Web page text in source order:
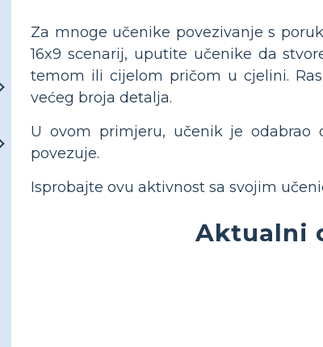
Za mnoge učenike povezivanje s
16x9 scenarij, uputite učenike da
temom ili cijelom pričom u cjelini.
većeg broja detalja.
U ovom primjeru, učenik je odabrao
povezuje.
Isprobajte ovu aktivnost sa svojim
Aktualni